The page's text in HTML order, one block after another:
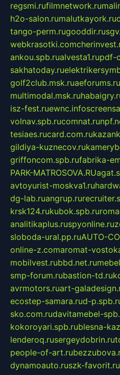
regsmi.rufilmnetwork.ru
h2o-salon.rumalutkayork.ru
tango-perm.rugooddir.ru
webkrasotki.com
ankou.spb.rualvesta1.rupdf-
sakhatoday.ru
golf2club.msk.ruaeforums.ru
multimodal.msk.ru
isz-fest.ruewnc.info
volnav.spb.rucomnat.ru
tesiaes.rucard.com.ru
gildiya-kuznecov.ru
griffoncom.spb.rufabrika-
PARK-MATROSOVA.RU
avtoyurist-moskva1.ru
dg-lab.ruangrup.ru
krsk124.rukubok.spb.ru
analitikaplus.ruspyonline.ru
sloboda-ural.pp.ruAUTO-
online-z.comaromat-
mobilvest.rubbd.net.ru
smp-forum.rubastion-td.ru
avrmotors.ruart-
ecostep-samara.rud-
sko.com.rudavitamebel-
kokoroyari.spb.rublesna-
lenderoq.rusergeydobrin.ru
people-of-art.ru
dynamoauto.ruszk-favorit.ru